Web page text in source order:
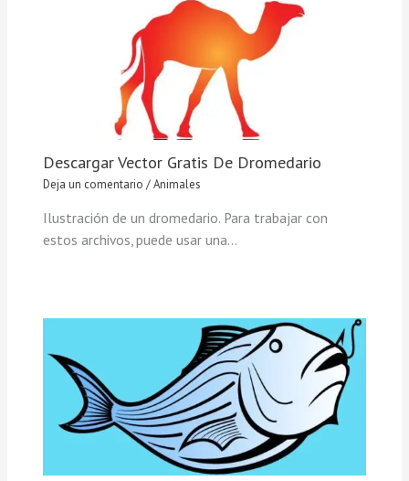
Descargar Vector Gratis De Dromedario
Deja un comentario /Animales
Ilustración de un dromedario. Para trabajar con
estos archivos, puede usar una…